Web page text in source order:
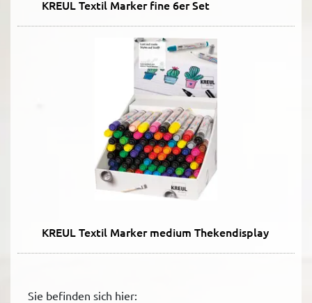
KREUL Textil Marker fine 6er Set
KREUL Textil Marker medium Thekendisplay
Sie befinden sich hier: